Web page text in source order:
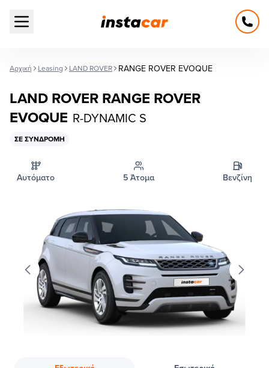
Open main menu
Αρχική Leasing LAND ROVER RANGE ROVER EVOQUE
LAND ROVER RANGE ROVER
EVOQUE R-DYNAMIC S
ΣΕ ΣΥΝΔΡΟΜΉ
Αυτόματο 5 Άτομα Βενζίνη